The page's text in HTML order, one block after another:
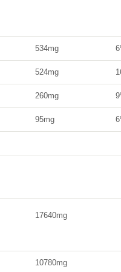
534mg
524mg
260mg
95mg
17640mg
10780mg